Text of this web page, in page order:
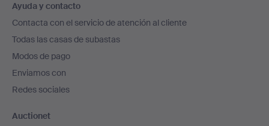
en
el
pie
de
página
Ayuda y contacto
Contacta con el servicio de atención al cliente
Todas las casas de subastas
Modos de pago
Enviamos con
Redes sociales
Auctionet